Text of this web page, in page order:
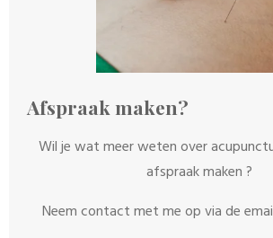
Afspraak maken?
Wil je wat meer weten over
afspraak maken ?
Neem contact met me op via de